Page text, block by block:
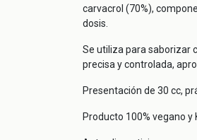
carvacrol (70%),
dosis.
Se utiliza para saborizar
precisa y controlada,
Presentación de 30 cc,
Producto 100% vegano y